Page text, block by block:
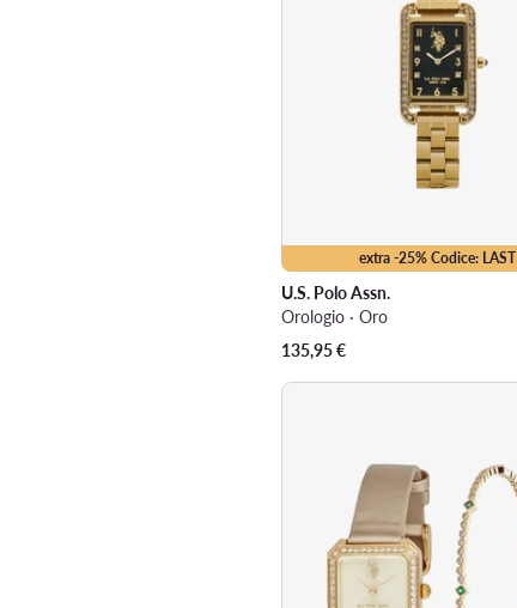
extra -25% Codice: LAST
U.S. Polo Assn.
Orologio · Oro
135,95€